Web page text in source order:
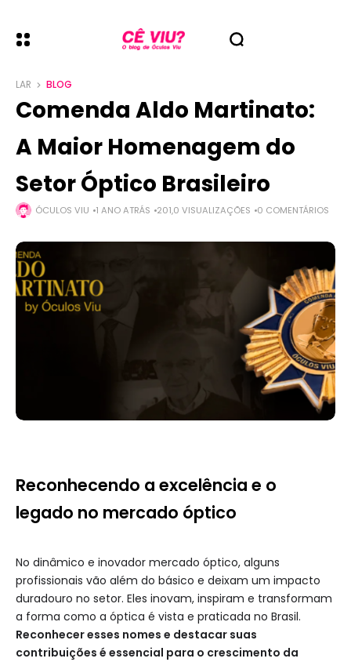
LAR BLOG
Comenda Aldo Martinato:
A Maior Homenagem do
Setor Óptico Brasileiro
ÓCULOS VIU 1 ANO ATRÁS 201,0 VISUALIZAÇÕES 0 COMENTÁRIOS
Reconhecendo a excelência e o
legado no mercado óptico
No dinâmico e inovador mercado óptico, alguns
profissionais vão além do básico e deixam um impacto
duradouro no setor. Eles inovam, inspiram e transformam
a forma como a óptica é vista e praticada no Brasil.
Reconhecer esses nomes e destacar suas
contribuições é essencial para o crescimento da